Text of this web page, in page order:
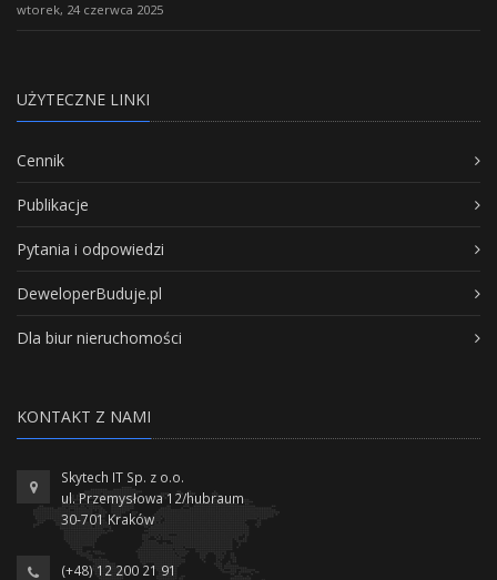
wtorek, 24 czerwca 2025
UŻYTECZNE LINKI
Cennik
Publikacje
Pytania i odpowiedzi
DeweloperBuduje.pl
Dla biur nieruchomości
KONTAKT Z NAMI
Skytech IT Sp. z o.o.
ul. Przemysłowa 12/hubraum
30-701 Kraków
(+48) 12 200 21 91